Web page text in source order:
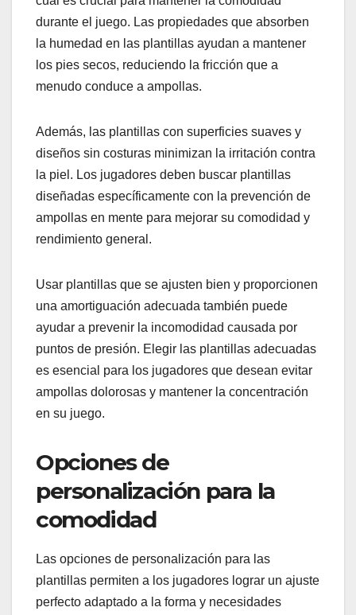
durante el juego. Las propiedades que absorben
la humedad en las plantillas ayudan a mantener
los pies secos, reduciendo la fricción que a
menudo conduce a ampollas.
Además, las plantillas con superficies suaves y
diseños sin costuras minimizan la irritación contra
la piel. Los jugadores deben buscar plantillas
diseñadas específicamente con la prevención de
ampollas en mente para mejorar su comodidad y
rendimiento general.
Usar plantillas que se ajusten bien y proporcionen
una amortiguación adecuada también puede
ayudar a prevenir la incomodidad causada por
puntos de presión. Elegir las plantillas adecuadas
es esencial para los jugadores que desean evitar
ampollas dolorosas y mantener la concentración
en su juego.
Opciones de
personalización para la
comodidad
Las opciones de personalización para las
plantillas permiten a los jugadores lograr un ajuste
perfecto adaptado a la forma y necesidades